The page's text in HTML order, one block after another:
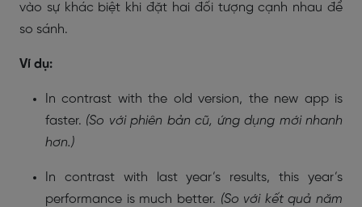
vào sự khác biệt khi đặt hai đối tượng cạnh nhau để
so sánh.
Ví dụ:
In contrast with the old version, the new app is
faster. (So với phiên bản cũ, ứng dụng mới nhanh
hơn.)
In contrast with last year’s results, this year’s
performance is much better. (So với kết quả năm